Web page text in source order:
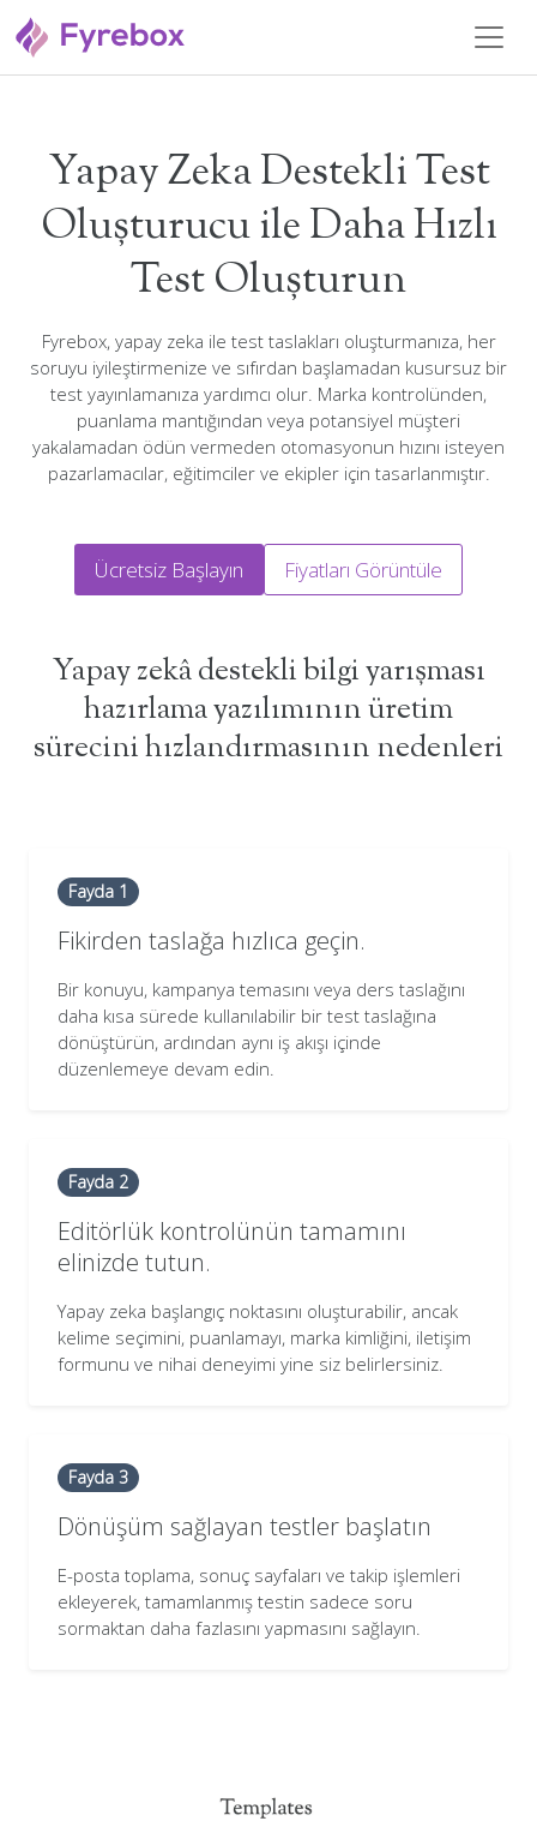
Yapay Zeka Destekli Test
Oluşturucu ile Daha Hızlı
Test Oluşturun
Fyrebox, yapay zeka ile test taslakları oluşturmanıza, her
soruyu iyileştirmenize ve sıfırdan başlamadan kusursuz bir
test yayınlamanıza yardımcı olur. Marka kontrolünden,
puanlama mantığından veya potansiyel müşteri
yakalamadan ödün vermeden otomasyonun hızını isteyen
pazarlamacılar, eğitimciler ve ekipler için tasarlanmıştır.
Ücretsiz Başlayın Fiyatları Görüntüle
Yapay zekâ destekli bilgi yarışması
hazırlama yazılımının üretim
sürecini hızlandırmasının nedenleri
Fayda 1
Fikirden taslağa hızlıca geçin.
Bir konuyu, kampanya temasını veya ders taslağını
daha kısa sürede kullanılabilir bir test taslağına
dönüştürün, ardından aynı iş akışı içinde
düzenlemeye devam edin.
Fayda 2
Editörlük kontrolünün tamamını
elinizde tutun.
Yapay zeka başlangıç noktasını oluşturabilir, ancak
kelime seçimini, puanlamayı, marka kimliğini, iletişim
formunu ve nihai deneyimi yine siz belirlersiniz.
Fayda 3
Dönüşüm sağlayan testler başlatın
E-posta toplama, sonuç sayfaları ve takip işlemleri
ekleyerek, tamamlanmış testin sadece soru
sormaktan daha fazlasını yapmasını sağlayın.